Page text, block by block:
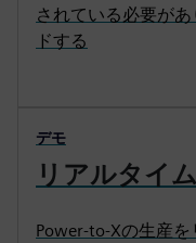
されている必要が
ドする
デモ
リアルタイ
Power-to-Xの生産を